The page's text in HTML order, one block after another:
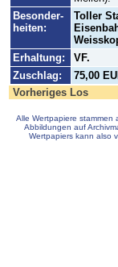
Besonder-
heiten:
Toller
Erhaltung:
VF.
Zuschlag:
75,00
Vorheriges Los
Alle Wertpapiere stammen
Abbildungen auf
Wertpapiers kann also